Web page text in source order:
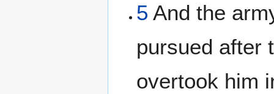
5 And the
pursued after
overtook him